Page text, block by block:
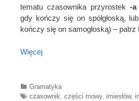
tematu czasownika przyrostek -а
gdy kończy się on spółgłoską,
kończy się on samogłoską) – patrz
Więcej
Categories
Gramatyka
Tags
czasownik części mowy, imiesłów,